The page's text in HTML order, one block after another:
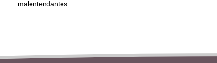
malentendantes